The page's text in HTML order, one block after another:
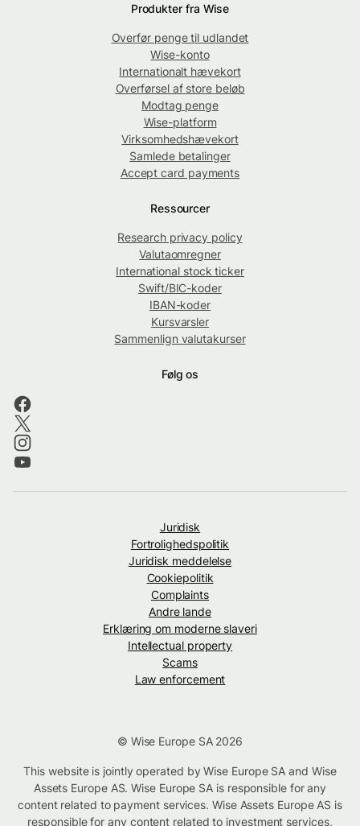
Produkter fra Wise
Overfør penge til udlandet
Wise-konto
Internationalt hævekort
Overførsel af store beløb
Modtag penge
Wise-platform
Virksomhedshævekort
Samlede betalinger
Accept card payments
Ressourcer
Research privacy policy
Valutaomregner
International stock ticker
Swift/BIC-koder
IBAN-koder
Kursvarsler
Sammenlign valutakurser
Følg os
Juridisk
Fortrolighedspolitik
Juridisk meddelelse
Cookiepolitik
Complaints
Andre lande
Erklæring om moderne slaveri
Intellectual property
Scams
Law enforcement
© Wise Europe SA 2026
This website is jointly operated by Wise Europe SA and Wise
Assets Europe AS. Wise Europe SA is responsible for any
content related to payment services. Wise Assets Europe AS is
responsible for any content related to investment services,